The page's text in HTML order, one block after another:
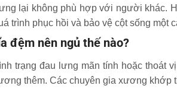
lại không phù hợp với người khác.
trình phục hồi và bảo vệ cột sống một
đệm nên ngủ thế nào?
trạng đau lưng mãn tính hoặc thoát
thêm. Các chuyên gia xương